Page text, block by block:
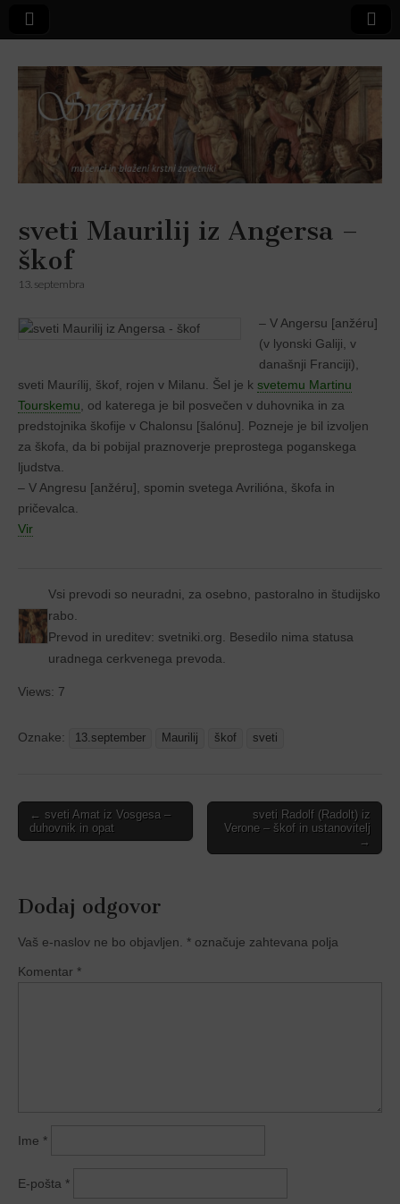
Svetniki,
mučenci in
blaženi
sveti Maurilij iz Angersa –
škof
13. septembra
– V Angersu [anžéru]
(v lyonski Galiji, v
današnji Franciji),
sveti Maurílij, škof, rojen v Milanu. Šel je k svetemu Martinu
Tourskemu, od katerega je bil posvečen v duhovnika in za
predstojnika škofije v Chalonsu [šalónu]. Pozneje je bil izvoljen
za škofa, da bi pobijal praznoverje preprostega poganskega
ljudstva.
– V Angresu [anžéru], spomin svetega Avrilióna, škofa in
pričevalca.
Vir
Vsi prevodi so neuradni, za osebno, pastoralno in študijsko
rabo.
Prevod in ureditev: svetniki.org. Besedilo nima statusa
uradnega cerkvenega prevoda.
Views: 7
Oznake: 13.september Maurilij škof sveti
Post
navigation
← sveti Amat iz Vosgesa –
duhovnik in opat
sveti Radolf (Radolt) iz
Verone – škof in ustanovitelj
→
Dodaj odgovor
Vaš e-naslov ne bo objavljen. * označuje zahtevana polja
Komentar *
Ime *
E-pošta *